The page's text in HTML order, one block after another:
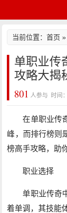
当前位置：首页
单职业传
攻略大揭
801 人参与 时间
在单职业传
峰，而排行榜则
榜高手攻略，助
职业选择
单职业传奇
着单调，其技能